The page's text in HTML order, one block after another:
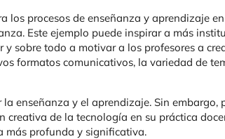
procesos de enseñanza y aprendizaje
Este ejemplo puede inspirar a más
sobre todo a motivar a los profesores a
formatos comunicativos, la variedad de
enseñanza y el aprendizaje. Sin
de la tecnología en su práctica
más profunda y significativa.